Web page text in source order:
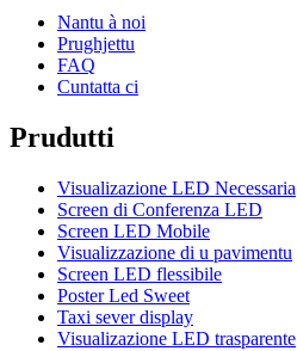
Nantu à noi
Prughjettu
FAQ
Cuntatta ci
Prudutti
Visualizazione LED Necessaria
Screen di Conferenza LED
Screen LED Mobile
Visualizzazione di u pavimentu
Screen LED flessibile
Poster Led Sweet
Taxi sever display
Visualizazione LED trasparente